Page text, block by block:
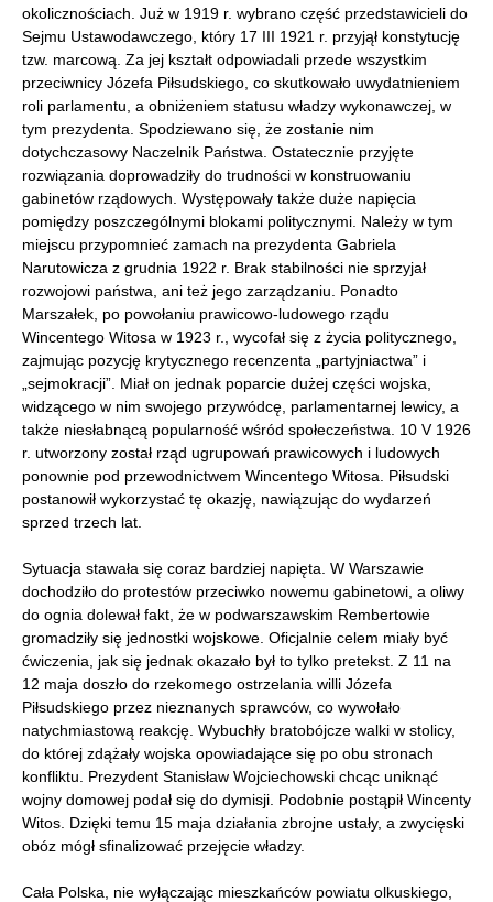
okolicznościach. Już w 1919 r. wybrano część przedstawicieli do
Sejmu Ustawodawczego, który 17 III 1921 r. przyjął konstytucję
tzw. marcową. Za jej kształt odpowiadali przede wszystkim
przeciwnicy Józefa Piłsudskiego, co skutkowało uwydatnieniem
roli parlamentu, a obniżeniem statusu władzy wykonawczej, w
tym prezydenta. Spodziewano się, że zostanie nim
dotychczasowy Naczelnik Państwa. Ostatecznie przyjęte
rozwiązania doprowadziły do trudności w konstruowaniu
gabinetów rządowych. Występowały także duże napięcia
pomiędzy poszczególnymi blokami politycznymi. Należy w tym
miejscu przypomnieć zamach na prezydenta Gabriela
Narutowicza z grudnia 1922 r. Brak stabilności nie sprzyjał
rozwojowi państwa, ani też jego zarządzaniu. Ponadto
Marszałek, po powołaniu prawicowo-ludowego rządu
Wincentego Witosa w 1923 r., wycofał się z życia politycznego,
zajmując pozycję krytycznego recenzenta „partyjniactwa” i
„sejmokracji”. Miał on jednak poparcie dużej części wojska,
widzącego w nim swojego przywódcę, parlamentarnej lewicy, a
także niesłabnącą popularność wśród społeczeństwa. 10 V 1926
r. utworzony został rząd ugrupowań prawicowych i ludowych
ponownie pod przewodnictwem Wincentego Witosa. Piłsudski
postanowił wykorzystać tę okazję, nawiązując do wydarzeń
sprzed trzech lat.
Sytuacja stawała się coraz bardziej napięta. W Warszawie
dochodziło do protestów przeciwko nowemu gabinetowi, a oliwy
do ognia dolewał fakt, że w podwarszawskim Rembertowie
gromadziły się jednostki wojskowe. Oficjalnie celem miały być
ćwiczenia, jak się jednak okazało był to tylko pretekst. Z 11 na
12 maja doszło do rzekomego ostrzelania willi Józefa
Piłsudskiego przez nieznanych sprawców, co wywołało
natychmiastową reakcję. Wybuchły bratobójcze walki w stolicy,
do której zdążały wojska opowiadające się po obu stronach
konfliktu. Prezydent Stanisław Wojciechowski chcąc uniknąć
wojny domowej podał się do dymisji. Podobnie postąpił Wincenty
Witos. Dzięki temu 15 maja działania zbrojne ustały, a zwycięski
obóz mógł sfinalizować przejęcie władzy.
Cała Polska, nie wyłączając mieszkańców powiatu olkuskiego,